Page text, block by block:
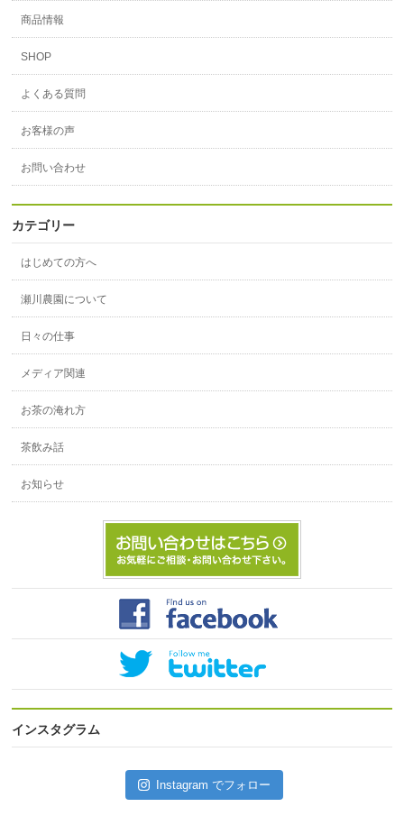
商品情報
SHOP
よくある質問
お客様の声
お問い合わせ
カテゴリー
はじめての方へ
瀬川農園について
日々の仕事
メディア関連
お茶の淹れ方
茶飲み話
お知らせ
インスタグラム
Instagram でフォロー